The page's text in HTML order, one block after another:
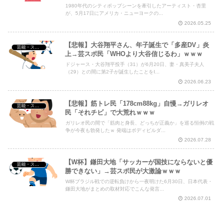
1980年代のシティポップシーンを牽引したアーティスト・杏里
が、5月17日にアメリカ・ニューヨークの...
2026.05.25
芸能・スポーツ・Youtuber
【悲報】大谷翔平さん、年子誕生で「多産DV」炎
上→芸スポ民「WHOより大谷信じるわ」ｗｗｗ
ドジャース・大谷翔平投手（31）が6月20日、妻・真美子夫人
（29）との間に第2子が誕生したことをI...
2026.06.23
芸能・スポーツ・Youtuber
【悲報】筋トレ民「178cm88kg」自慢→ガリレオ
民「それチビ」で大荒れｗｗｗ
ガリレオ民の間で「筋肉と身長、どっちが正義か」を巡る恒例の戦
争が今夜も勃発したｗ 発端はボディビルダ...
2026.07.28
芸能・スポーツ・Youtuber
【W杯】鎌田大地「サッカーが国技にならないと優
勝できない」→芸スポ民が大激論ｗｗｗ
W杯ブラジル戦での逆転負けから一夜明けた6月30日、日本代表・
鎌田大地がまとめの取材対応でこんな発言...
2026.07.01